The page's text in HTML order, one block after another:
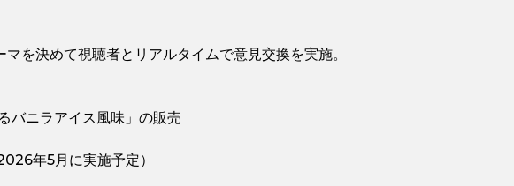
を決めて視聴者とリアルタイムで意見交換を実施。
バニラアイス風味」の販売
年5月に実施予定）